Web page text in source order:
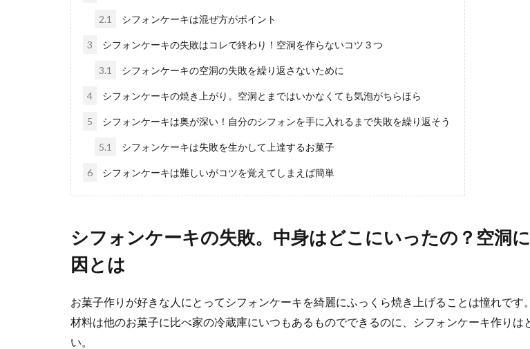
簡単で美味しいパスタのレシピ！作り方のポイントをご紹介
お昼に麺類を食べる方多くありませんか？お蕎麦やそうめんも良いですが、パス
すよね。 ...
ネギの青い部分をどうやって調理したらよいかわからず、いつも捨ててしまって
2.1 シフォンケーキは混ぜ方がポイント
3 シフォンケーキの失敗はコレで終わり！空洞を作らないコツ３つ
3.1 シフォンケーキの空洞の失敗を繰り返さないために
4 シフォンケーキの焼き上がり。空洞とまではいかなくても気泡がちらほら
5 シフォンケーキは奥が深い！自分のシフォンを手に入れるまで失敗を繰り返そう
5.1 シフォンケーキは失敗を生かして上達するお菓子
6 シフォンケーキは難しいがコツを覚えてしまえば簡単
シフォンケーキの失敗。中身はどこにいったの？空洞
因とは
お菓子作りが好きな人にとってシフォンケーキを綺麗にふっくら焼き上げることは憧れです。
材料は他のお菓子に比べ家の冷蔵庫にいつもあるものでできるのに、シフォンケーキ作りは
い。